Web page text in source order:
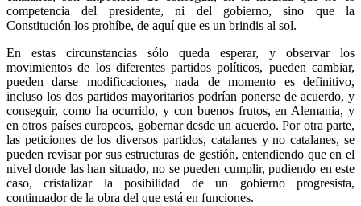
competencia del presidente, ni del gobierno, sino que la
Constitución los prohíbe, de aquí que es un brindis al sol.
En estas circunstancias sólo queda esperar, y observar los
movimientos de los diferentes partidos políticos, pueden cambiar,
pueden darse modificaciones, nada de momento es definitivo,
incluso los dos partidos mayoritarios podrían ponerse de acuerdo, y
conseguir, como ha ocurrido, y con buenos frutos, en Alemania, y
en otros países europeos, gobernar desde un acuerdo. Por otra parte,
las peticiones de los diversos partidos, catalanes y no catalanes, se
pueden revisar por sus estructuras de gestión, entendiendo que en el
nivel donde las han situado, no se pueden cumplir, pudiendo en este
caso, cristalizar la posibilidad de un gobierno progresista,
continuador de la obra del que está en funciones.